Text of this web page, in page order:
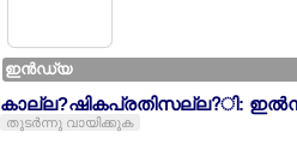
ഇന്‍ഡ്യ
കാല്ല?ഷികപ്രതിസല്ല?ി:
തുടര്‍ന്നു വായിക്കുക